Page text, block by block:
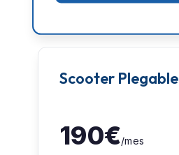
Scooter Plegable
190€/mes